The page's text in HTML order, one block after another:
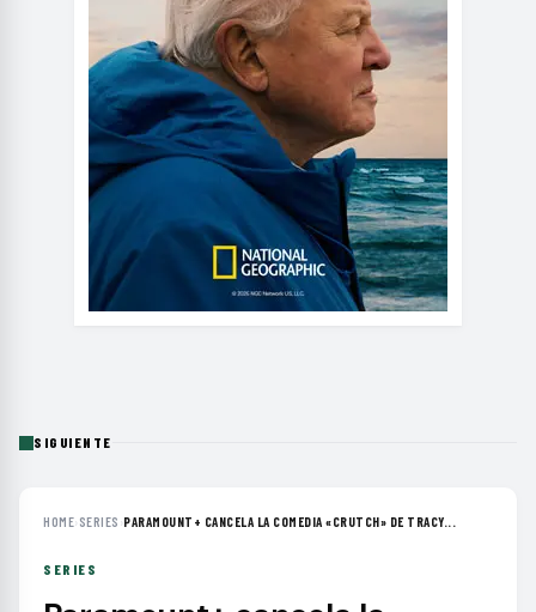
SIGUIENTE
HOME› SERIES ›PARAMOUNT+ CANCELA LA COMEDIA «CRUTCH» DE TRACY...
SERIES